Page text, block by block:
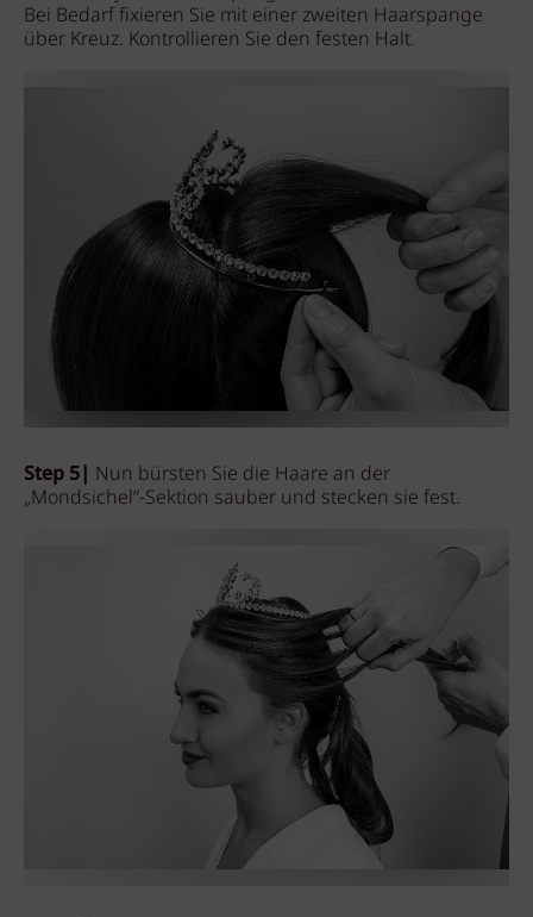
Bei Bedarf fixieren Sie mit einer zweiten Haarspange
über Kreuz. Kontrollieren Sie den festen Halt.
Step 5| Nun bürsten Sie die Haare an der
„Mondsichel“-Sektion sauber und stecken sie fest.